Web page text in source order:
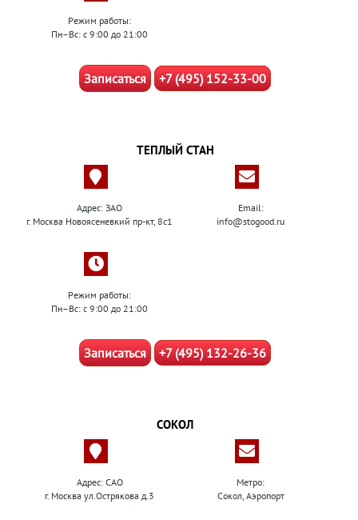
Режим работы:
Пн–Вс: с 9:00 до 21:00
Записаться +7 (495) 152-33-00
ТЕПЛЫЙ СТАН
Адрес: ЗАО
г. Москва Новоясеневкий пр-кт, 8с1
Email:
info@stogood.ru
Режим работы:
Пн–Вс: с 9:00 до 21:00
Записаться +7 (495) 132-26-36
СОКОЛ
Адрес: САО
г. Москва ул.Острякова д.3
Метро:
Сокол, Аэропорт